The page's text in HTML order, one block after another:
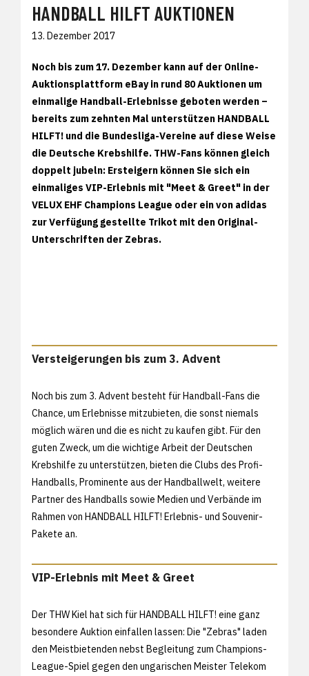
HANDBALL HILFT AUKTIONEN
13. Dezember 2017
Noch bis zum 17. Dezember kann auf der Online-
Auktionsplattform eBay in rund 80 Auktionen um
einmalige Handball-Erlebnisse geboten werden –
bereits zum zehnten Mal unterstützen HANDBALL
HILFT! und die Bundesliga-Vereine auf diese Weise
die Deutsche Krebshilfe. THW-Fans können gleich
doppelt jubeln: Ersteigern können Sie sich ein
einmaliges VIP-Erlebnis mit "Meet & Greet" in der
VELUX EHF Champions League oder ein von adidas
zur Verfügung gestellte Trikot mit den Original-
Unterschriften der Zebras.
Versteigerungen bis zum 3. Advent
Noch bis zum 3. Advent besteht für Handball-Fans die
Chance, um Erlebnisse mitzubieten, die sonst niemals
möglich wären und die es nicht zu kaufen gibt. Für den
guten Zweck, um die wichtige Arbeit der Deutschen
Krebshilfe zu unterstützen, bieten die Clubs des Profi-
Handballs, Prominente aus der Handballwelt, weitere
Partner des Handballs sowie Medien und Verbände im
Rahmen von HANDBALL HILFT! Erlebnis- und Souvenir-
Pakete an.
VIP-Erlebnis mit Meet & Greet
Der THW Kiel hat sich für HANDBALL HILFT! eine ganz
besondere Auktion einfallen lassen: Die "Zebras" laden
den Meistbietenden nebst Begleitung zum Champions-
League-Spiel gegen den ungarischen Meister Telekom